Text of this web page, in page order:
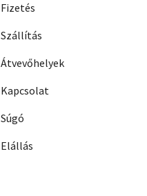
Fizetés
Szállítás
Átvevőhelyek
Kapcsolat
Súgó
Elállás